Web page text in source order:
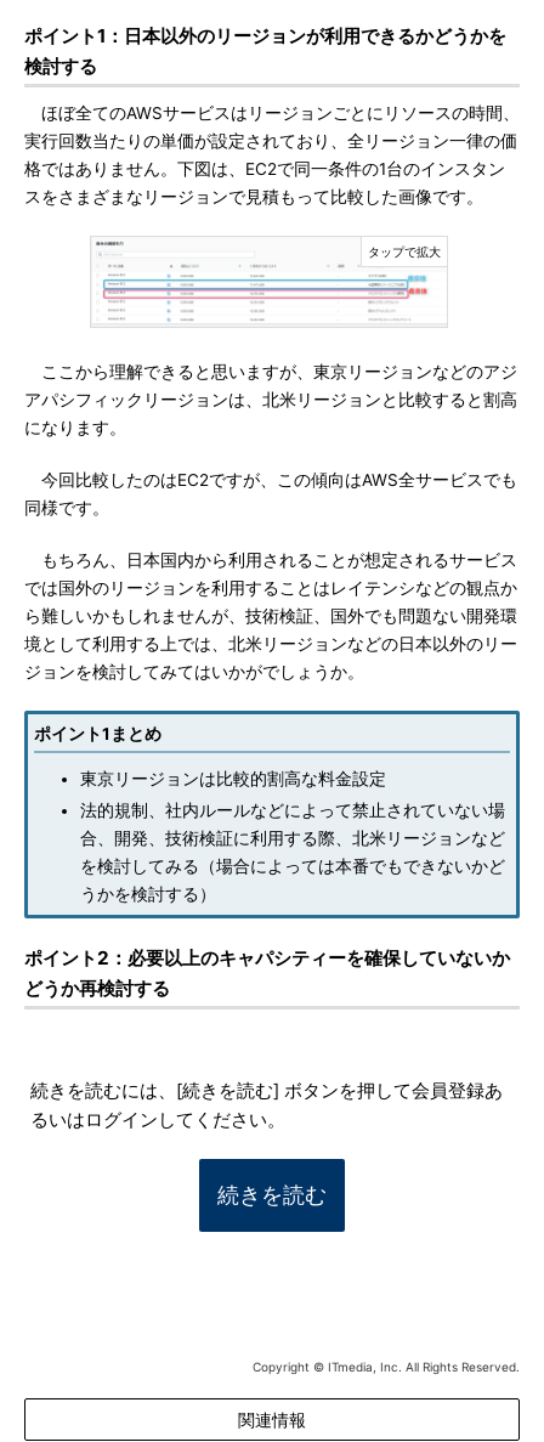
ポイント1：日本以外のリージョンが利用できるかどうかを
検討する
ほぼ全てのAWSサービスはリージョンごとにリソースの時間、
実行回数当たりの単価が設定されており、全リージョン一律の価
格ではありません。下図は、EC2で同一条件の1台のインスタン
スをさまざまなリージョンで見積もって比較した画像です。
ここから理解できると思いますが、東京リージョンなどのアジ
アパシフィックリージョンは、北米リージョンと比較すると割高
になります。
今回比較したのはEC2ですが、この傾向はAWS全サービスでも
同様です。
もちろん、日本国内から利用されることが想定されるサービス
では国外のリージョンを利用することはレイテンシなどの観点か
ら難しいかもしれませんが、技術検証、国外でも問題ない開発環
境として利用する上では、北米リージョンなどの日本以外のリー
ジョンを検討してみてはいかがでしょうか。
ポイント1まとめ
東京リージョンは比較的割高な料金設定
法的規制、社内ルールなどによって禁止されていない場
合、開発、技術検証に利用する際、北米リージョンなど
を検討してみる（場合によっては本番でもできないかど
うかを検討する）
ポイント2：必要以上のキャパシティーを確保していないか
どうか再検討する
続きを読むには、[続きを読む] ボタンを押して会員登録あ
るいはログインしてください。
続きを読む
Copyright © ITmedia, Inc. All Rights Reserved.
関連情報